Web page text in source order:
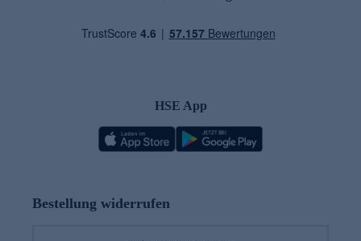
HSE App
Bestellung widerrufen